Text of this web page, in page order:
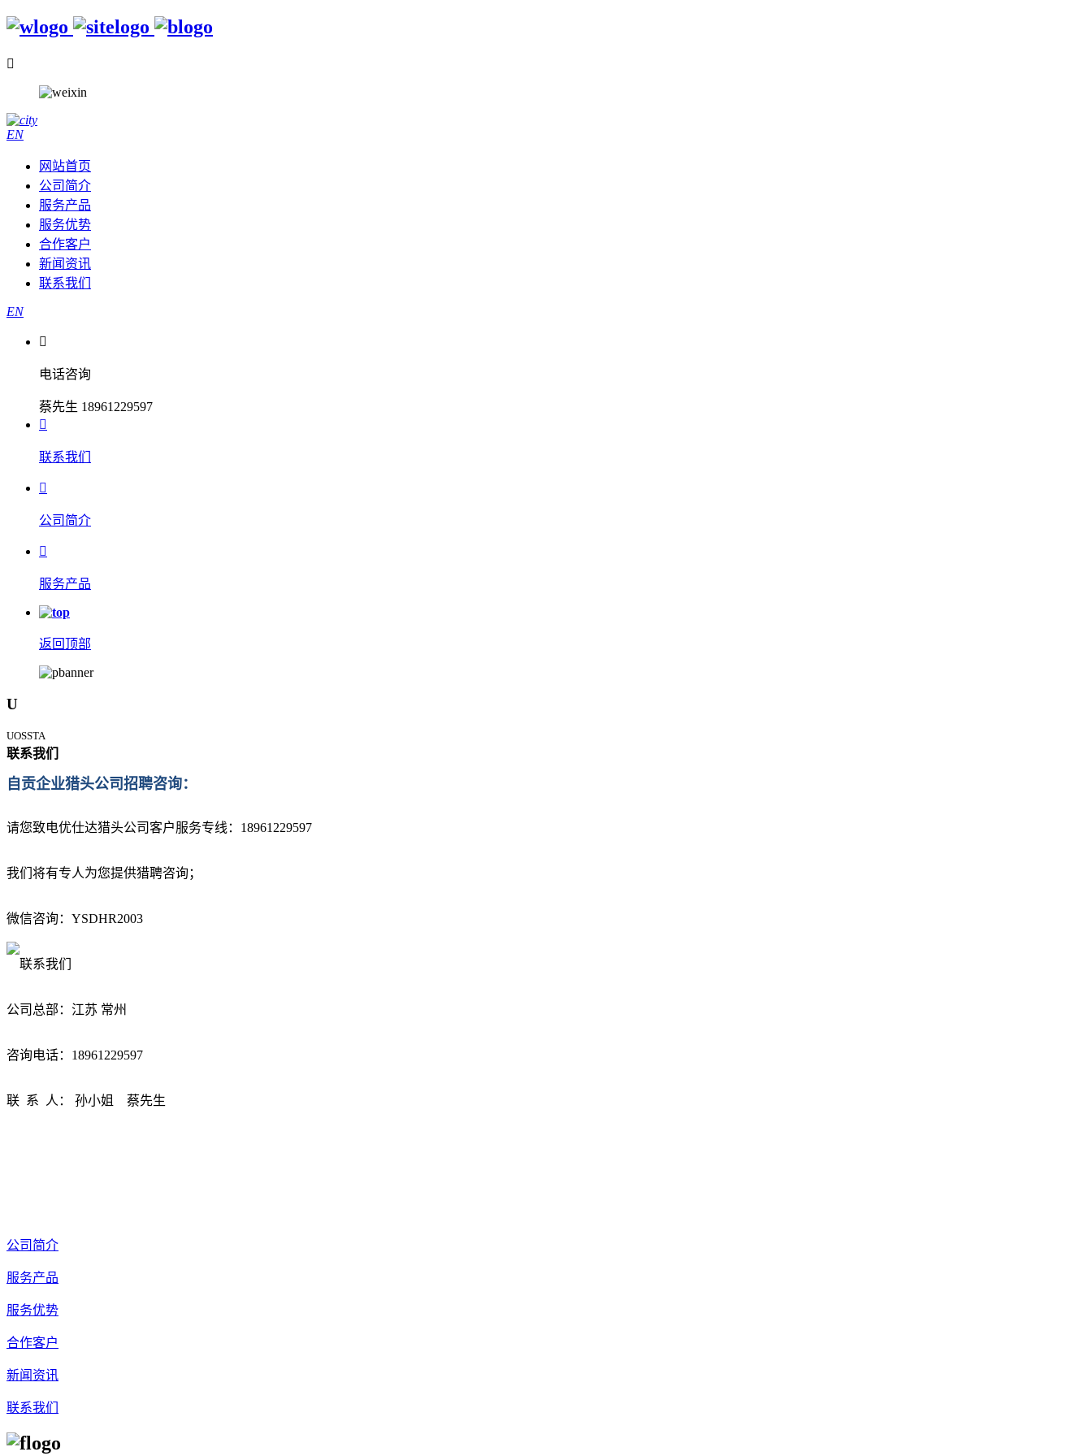

EN
网站首页
公司简介
服务产品
服务优势
合作客户
新闻资讯
联系我们
EN

电话咨询
蔡先生 18961229597

联系我们

公司简介

服务产品
返回顶部
U
UOSSTA
联系我们
自贡企业猎头公司招聘咨询：
请您致电优仕达猎头公司客户服务专线：18961229597
我们将有专人为您提供猎聘咨询；
微信咨询：YSDHR2003
公司总部：江苏 常州
咨询电话：18961229597
联 系 人： 孙小姐 蔡先生
公司简介
服务产品
服务优势
合作客户
新闻资讯
联系我们